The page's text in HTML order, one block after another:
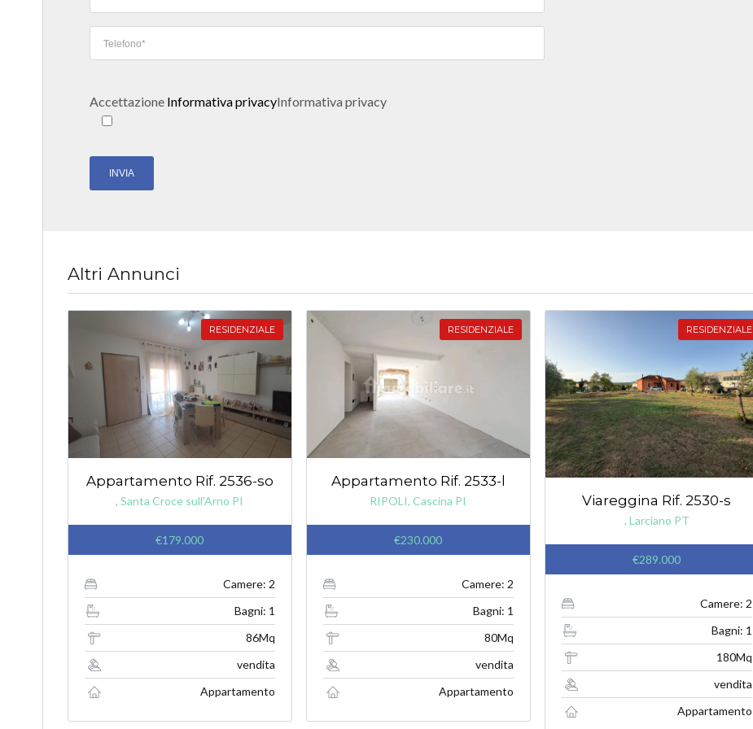
Accettazione Informativa privacyInformativa privacy
Altri Annunci
RESIDENZIALE
Appartamento Rif. 2536-so
, Santa Croce sull'Arno PI
€179.000
Camere: 2
Bagni: 1
86Mq
vendita
Appartamento
RESIDENZIALE
Appartamento Rif. 2533-l
RIPOLI, Cascina PI
€230.000
Camere: 2
Bagni: 1
80Mq
vendita
Appartamento
RESIDENZIALE
Viareggina Rif. 2530-s
, Larciano PT
€289.000
Camere: 2
Bagni: 1
180Mq
vendita
Appartamento